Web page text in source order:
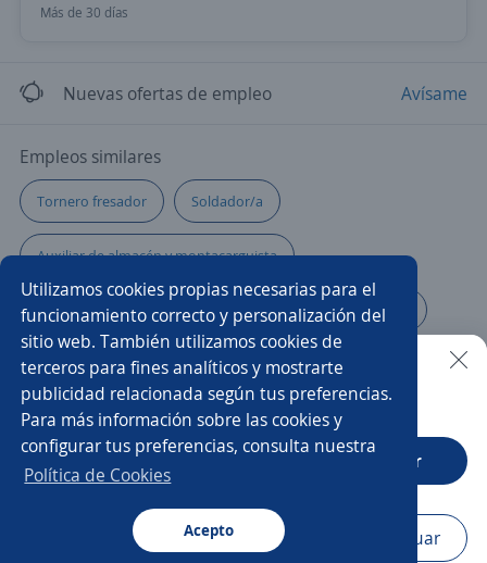
Utilizamos cookies propias necesarias para el
funcionamiento correcto y personalización del
sitio web. También utilizamos cookies de
terceros para fines analíticos y mostrarte
publicidad relacionada según tus preferencias.
Para más información sobre las cookies y
configurar tus preferencias, consulta nuestra
Política de Cookies
Acepto
Más de 30 días
Nuevas ofertas de empleo Avísame
Empleos similares
Tornero fresador Soldador/a
Auxiliar de almacén y montacarguista
Ayudante de limpieza Cortador/a Producción
Encargado/a Chófer repartidor Cocinero/a
Auxiliar de producción Ayudante de Produccion
Pasante de calidad
Operador de Produccion Gerente de producción
Buscar es más fácil en la app
CT App Abrir
Navegador Continuar